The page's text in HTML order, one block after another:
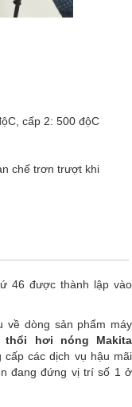
cấp 2: 500 độC
chế trơn trượt khi
46 được thành lập vào
về dòng sản phẩm máy
thổi hơi nóng Makita
các dịch vụ hậu mãi
đang đứng vị trí số 1 ở